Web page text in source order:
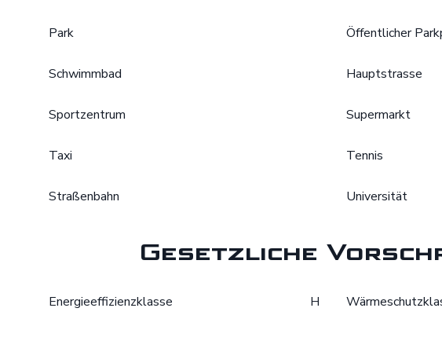
Park Öffentlicher
Schwimmbad Hauptstrasse
Sportzentrum Supermarkt
Taxi Tennis
Straßenbahn Universität
Gesetzliche
Energieeffizienzklasse H